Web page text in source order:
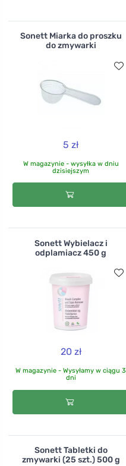
Sonett Miarka do proszku
do zmywarki
5 zł
W magazynie - wysyłka w dniu
dzisiejszym
Sonett Wybielacz i
odplamiacz 450 g
20 zł
W magazynie - Wysyłamy w ciągu 3
dni
Sonett Tabletki do
zmywarki (25 szt.) 500 g